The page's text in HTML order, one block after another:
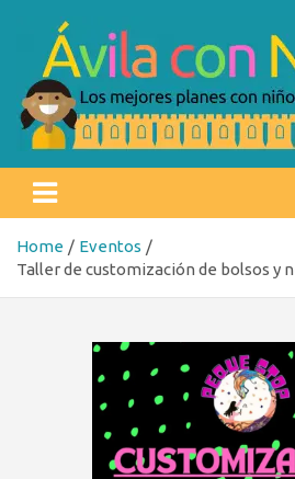
content
Ávila con niños
Home
Eventos
Taller de customización de bolsos y